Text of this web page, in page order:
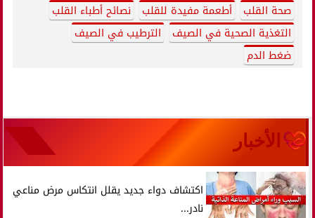
صحة القلب أطعمة مفيدة للقلب
نصائح أطباء القلب
التغذية الصحية في الصيف
الترطيب في الصيف
ضغط الدم
الأخبار
اكتشاف دواء جديد يقلل انتكاس مرض مناعي
نادر...